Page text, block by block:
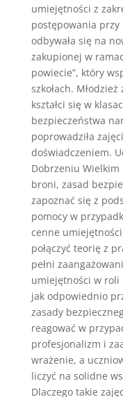
umiejętności z
postępowania przy
odbywała się na
zakupionej w
powiecie”, który
szkołach.
kształci się w
bezpieczeństwa
poprowadziła
doświadczeniem.
Dobrzeniu
broni, zasad
zapoznać się z
pomocy w
cenne
połączyć teorię z
pełni
umiejętności w roli
jak odpowiednio
zasady
reagować w
profesjonalizm i
wrażenie, a
liczyć na solidne
Dlaczego takie